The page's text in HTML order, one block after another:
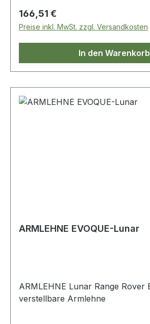
Regulärer Preis:
166,51 €
Preise inkl. MwSt. zzgl. Versandkosten
In den Warenkorb
ARMLEHNE EVOQUE-Lunar
ARMLEHNE Lunar Range Rover Evoque -
verstellbare Armlehne